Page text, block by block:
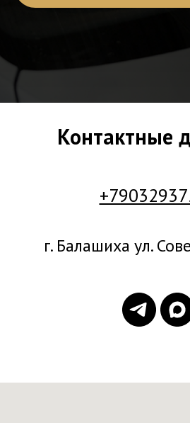
Контактные
г. Балашиха ул.